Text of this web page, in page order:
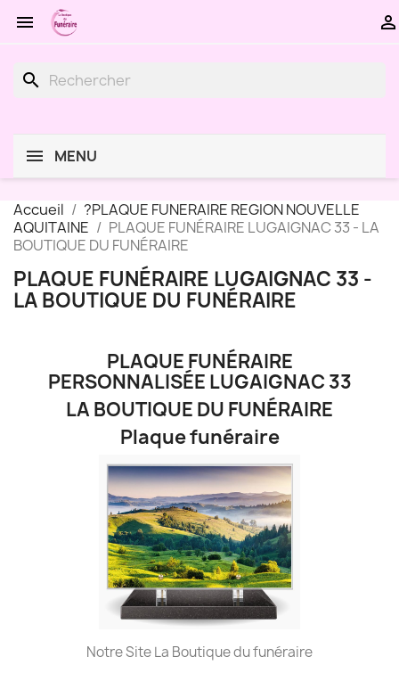
 
search
MENU
Accueil
?PLAQUE FUNERAIRE REGION NOUVELLE
AQUITAINE
PLAQUE FUNÉRAIRE LUGAIGNAC 33 - LA
BOUTIQUE DU FUNÉRAIRE
PLAQUE FUNÉRAIRE LUGAIGNAC 33 -
LA BOUTIQUE DU FUNÉRAIRE
PLAQUE FUNÉRAIRE
PERSONNALISÉE LUGAIGNAC 33
LA BOUTIQUE DU FUNÉRAIRE
Plaque funéraire
Notre Site La Boutique du funéraire